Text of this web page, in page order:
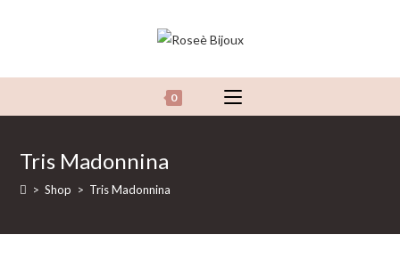
0
Tris Madonnina
> Shop > Tris Madonnina